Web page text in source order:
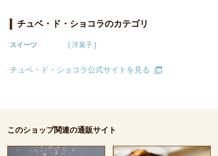
チュベ・ド・ショコラのカテゴリ
スイーツ [ 洋菓子 ]
チュベ・ド・ショコラ公式サイトを見る
このショップ関連の通販サイト